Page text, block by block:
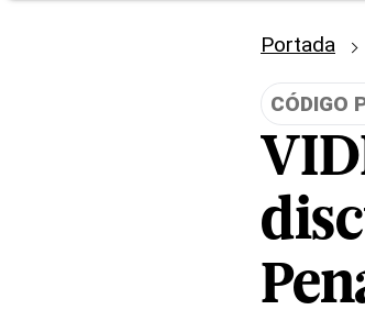
Portada
CÓDIGO